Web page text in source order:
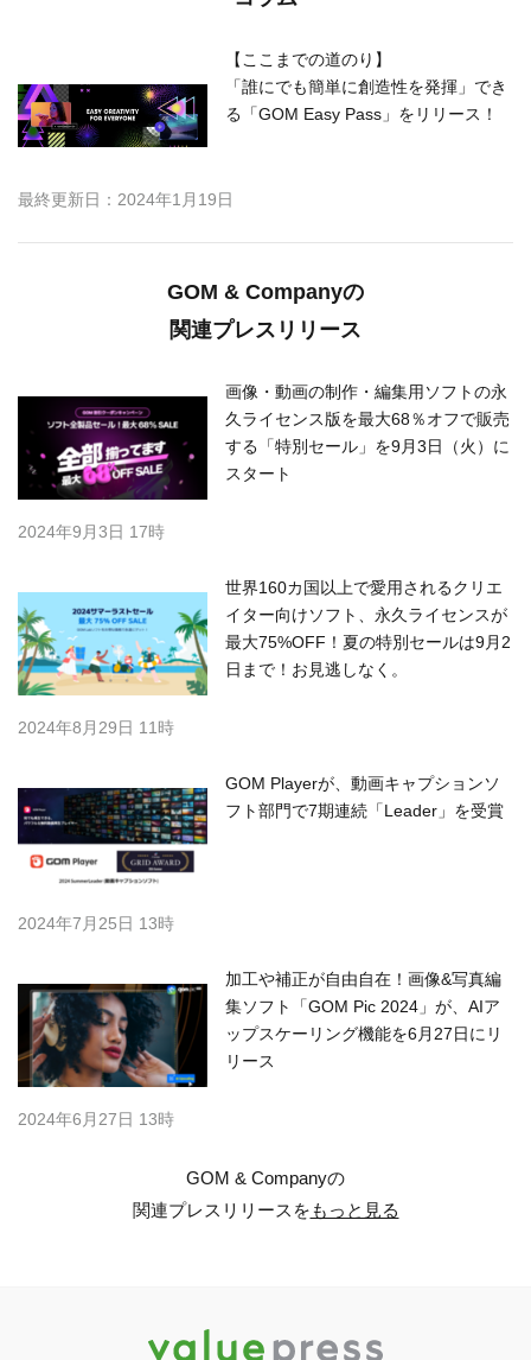
【ここまでの道のり】
「誰にでも簡単に創造性を発揮」でき
る「GOM Easy Pass」をリリース！
最終更新日：2024年1月19日
GOM & Companyの
関連プレスリリース
画像・動画の制作・編集用ソフトの永
久ライセンス版を最大68％オフで販売
する「特別セール」を9月3日（火）に
スタート
2024年9月3日 17時
世界160カ国以上で愛用されるクリエ
イター向けソフト、永久ライセンスが
最大75%OFF！夏の特別セールは9月2
日まで！お見逃しなく。
2024年8月29日 11時
GOM Playerが、動画キャプションソ
フト部門で7期連続「Leader」を受賞
2024年7月25日 13時
加工や補正が自由自在！画像&写真編
集ソフト「GOM Pic 2024」が、AIア
ップスケーリング機能を6月27日にリ
リース
2024年6月27日 13時
GOM & Companyの
関連プレスリリースをもっと見る